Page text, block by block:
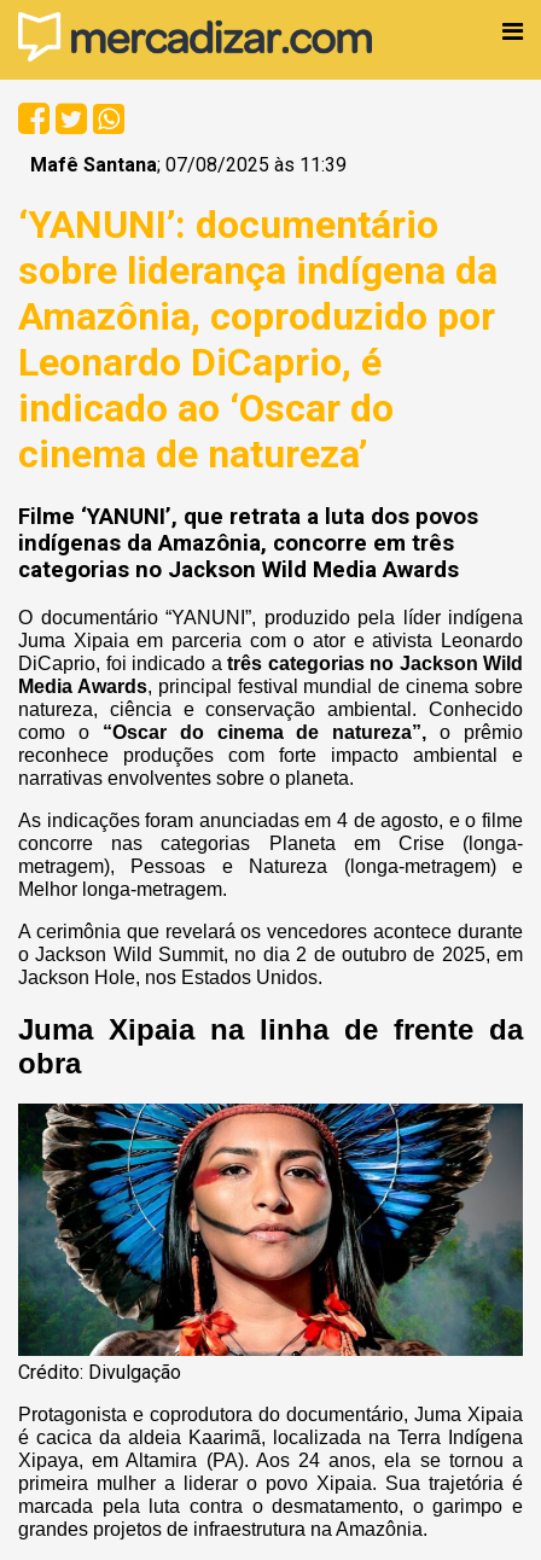
Mafê Santana; 07/08/2025 às 11:39
‘YANUNI’: documentário
sobre liderança indígena da
Amazônia, coproduzido por
Leonardo DiCaprio, é
indicado ao ‘Oscar do
cinema de natureza’
Filme ‘YANUNI’, que retrata a luta dos povos
indígenas da Amazônia, concorre em três
categorias no Jackson Wild Media Awards
O documentário “YANUNI”, produzido pela líder indígena
Juma Xipaia em parceria com o ator e ativista Leonardo
DiCaprio, foi indicado a três categorias no Jackson Wild
Media Awards, principal festival mundial de cinema sobre
natureza, ciência e conservação ambiental. Conhecido
como o “Oscar do cinema de natureza”, o prêmio
reconhece produções com forte impacto ambiental e
narrativas envolventes sobre o planeta.
As indicações foram anunciadas em 4 de agosto, e o filme
concorre nas categorias Planeta em Crise (longa-
metragem), Pessoas e Natureza (longa-metragem) e
Melhor longa-metragem.
A cerimônia que revelará os vencedores acontece durante
o Jackson Wild Summit, no dia 2 de outubro de 2025, em
Jackson Hole, nos Estados Unidos.
Juma Xipaia na linha de frente da
obra
Crédito: Divulgação
Protagonista e coprodutora do documentário, Juma Xipaia
é cacica da aldeia Kaarimã, localizada na Terra Indígena
Xipaya, em Altamira (PA). Aos 24 anos, ela se tornou a
primeira mulher a liderar o povo Xipaia. Sua trajetória é
marcada pela luta contra o desmatamento, o garimpo e
grandes projetos de infraestrutura na Amazônia.